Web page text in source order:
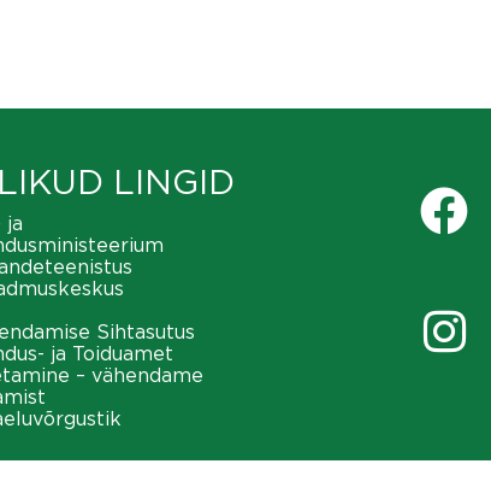
LINGID
ja
Sihtasutus
ja Toiduamet
– vähendame